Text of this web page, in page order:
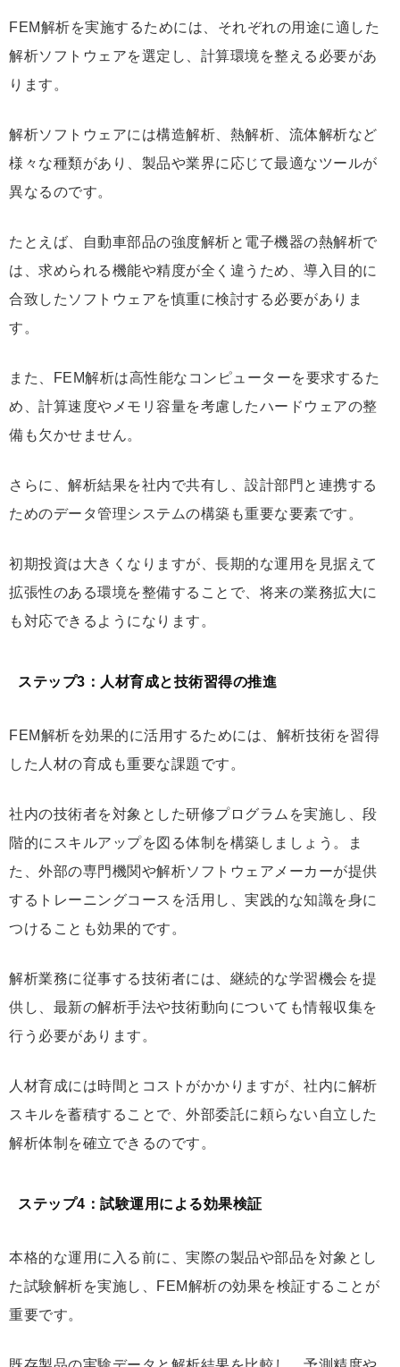
FEM解析を実施するためには、それぞれの用途に適した
解析ソフトウェアを選定し、計算環境を整える必要があ
ります。
解析ソフトウェアには構造解析、熱解析、流体解析など
様々な種類があり、製品や業界に応じて最適なツールが
異なるのです。
たとえば、自動車部品の強度解析と電子機器の熱解析で
は、求められる機能や精度が全く違うため、導入目的に
合致したソフトウェアを慎重に検討する必要がありま
す。
また、FEM解析は高性能なコンピューターを要求するた
め、計算速度やメモリ容量を考慮したハードウェアの整
備も欠かせません。
さらに、解析結果を社内で共有し、設計部門と連携する
ためのデータ管理システムの構築も重要な要素です。
初期投資は大きくなりますが、長期的な運用を見据えて
拡張性のある環境を整備することで、将来の業務拡大に
も対応できるようになります。
ステップ3：人材育成と技術習得の推進
FEM解析を効果的に活用するためには、解析技術を習得
した人材の育成も重要な課題です。
社内の技術者を対象とした研修プログラムを実施し、段
階的にスキルアップを図る体制を構築しましょう。ま
た、外部の専門機関や解析ソフトウェアメーカーが提供
するトレーニングコースを活用し、実践的な知識を身に
つけることも効果的です。
解析業務に従事する技術者には、継続的な学習機会を提
供し、最新の解析手法や技術動向についても情報収集を
行う必要があります。
人材育成には時間とコストがかかりますが、社内に解析
スキルを蓄積することで、外部委託に頼らない自立した
解析体制を確立できるのです。
ステップ4：試験運用による効果検証
本格的な運用に入る前に、実際の製品や部品を対象とし
た試験解析を実施し、FEM解析の効果を検証することが
重要です。